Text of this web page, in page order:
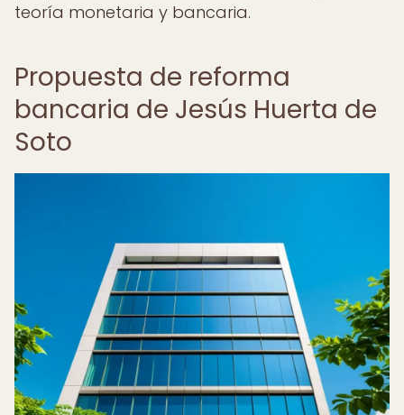
teoría monetaria y bancaria.
Propuesta de reforma
bancaria de Jesús Huerta de
Soto